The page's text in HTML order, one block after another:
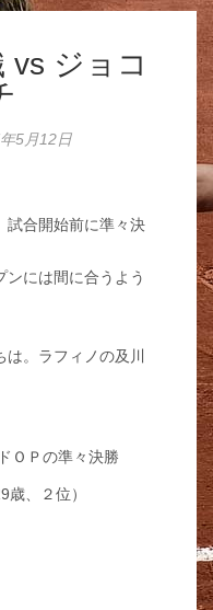
vs ジョコ
5月12日
試合開始前に準々決
には間に合うよう
。ラフィノの及川
ＯＰの準々決勝
、２位）